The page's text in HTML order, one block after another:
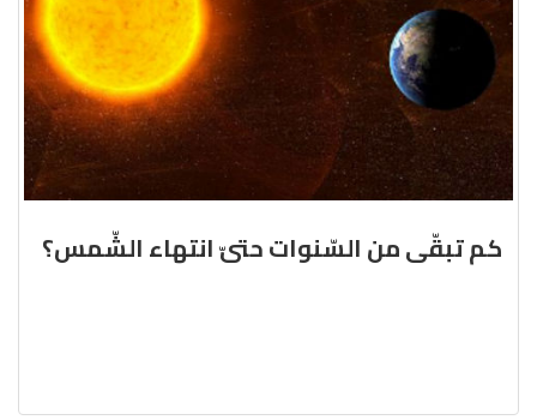
كم تبقّى من السّنوات حتىّ انتهاء الشّمس؟